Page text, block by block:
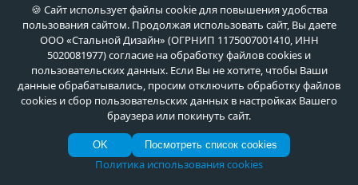
Борис
20 Апрель 2026
Нормальная дверь, без лишних понтов. Брал "Стандарт" для
тещи. Металл 1.5 мм, два замка, глазок. Все функционирует. Цена
адекватная, дешевле чем в раскрученных брендах, а качество то
же. Монтажники русские, адекватные ребята.
Ann_Design
🍪 Сайт использует файлы cookie для повышения удобства
пользования сайтом. Продолжая использовать сайт, Вы даете
ООО «Стальной Дизайн» (ОГРНИП 1175007001410, ИНН
5020081977) согласие на обработку файлов cookies и
пользовательских данных. Если Вы не хотите, чтобы Ваши
данные обрабатывались, просим отключить обработку файлов
cookies и сбор пользовательских данных в настройках Вашего
браузера или покинуть сайт.
OK Посмотреть список cookies
Политика использования cookies